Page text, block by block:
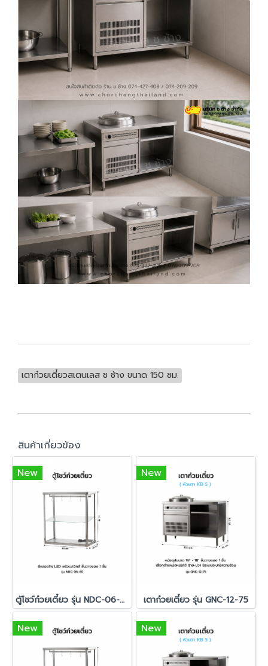
เตาก๋วยเตี๋ยวสเตนเลส ช ช้าง ขนาด 150 ซม.
สินค้าเกี่ยวข้อง
New
ตู้โชว์ก๋วยเตี๋ยว รุ่น NDC-06-40
New
เตาก๋วยเตี๋ยว รุ่น GNC-12-75
New New